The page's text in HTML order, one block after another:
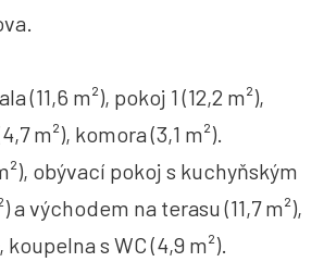
(11,6 m²), pokoj 1 (12,2 m²),
m²), komora (3,1 m²).
obývací pokoj s kuchyňským
a východem na terasu (11,7 m²),
koupelna s WC (4,9 m²).